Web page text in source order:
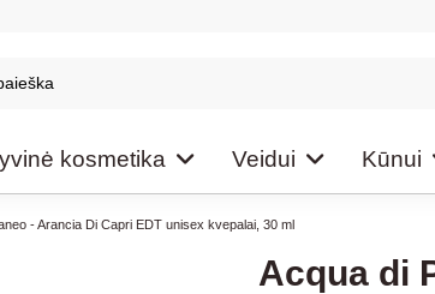
kosmetika Veidui Kūnui
- Arancia Di Capri EDT unisex kvepalai, 30 ml
Acqua di